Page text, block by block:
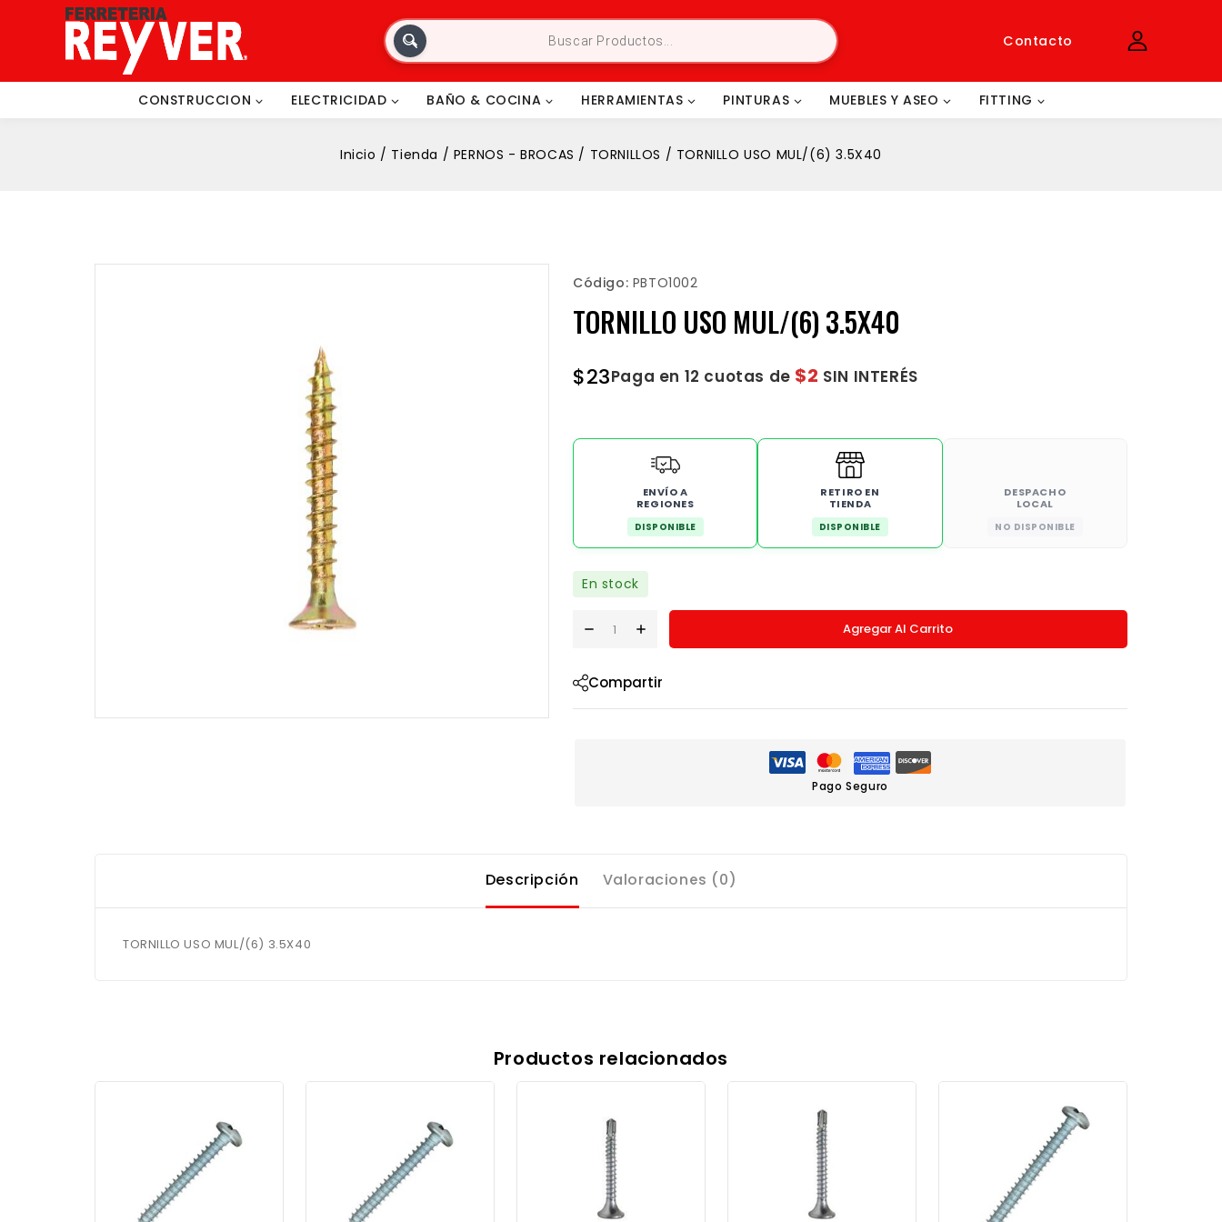
Contacto
CONSTRUCCION ELECTRICIDAD BAÑO & COCINA HERRAMIENTAS PINTURAS MUEBLES Y ASEO FITTING
Inicio / Tienda / PERNOS - BROCAS / TORNILLOS / TORNILLO USO MUL/(6) 3.5X40
Código: PBTO1002
TORNILLO USO MUL/(6) 3.5X40
$23Paga en 12 cuotas de $2 SIN INTERÉS
ENVÍO A
REGIONES
DISPONIBLE
RETIRO EN
TIENDA
DISPONIBLE
DESPACHO
LOCAL
NO DISPONIBLE
En stock
Agregar Al Carrito
Compartir
Pago Seguro
Descripción Valoraciones (0)
TORNILLO USO MUL/(6) 3.5X40
Productos relacionados